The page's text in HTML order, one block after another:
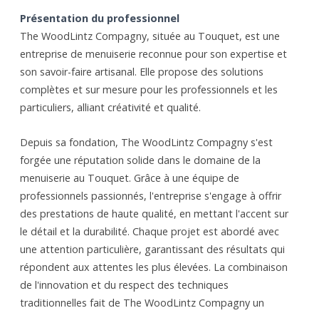
Présentation du professionnel
The WoodLintz Compagny, située au Touquet, est une
entreprise de menuiserie reconnue pour son expertise et
son savoir-faire artisanal. Elle propose des solutions
complètes et sur mesure pour les professionnels et les
particuliers, alliant créativité et qualité.
Depuis sa fondation, The WoodLintz Compagny s'est
forgée une réputation solide dans le domaine de la
menuiserie au Touquet. Grâce à une équipe de
professionnels passionnés, l'entreprise s'engage à offrir
des prestations de haute qualité, en mettant l'accent sur
le détail et la durabilité. Chaque projet est abordé avec
une attention particulière, garantissant des résultats qui
répondent aux attentes les plus élevées. La combinaison
de l'innovation et du respect des techniques
traditionnelles fait de The WoodLintz Compagny un